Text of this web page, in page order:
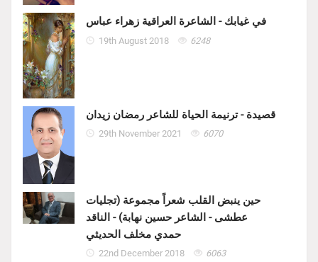
في غيابك - الشاعرة العراقية زهراء عباس
19th August 2018 6248
قصيدة - ترنيمة الحياة للشاعر رمضان زيدان
29th November 2021 6070
حين ينبض القلب شعراً مجموعة (تجليات
عطشى - الشاعر حسين نهابة) - الناقد
حمدي مخلف الحديثي
22nd December 2018 6063